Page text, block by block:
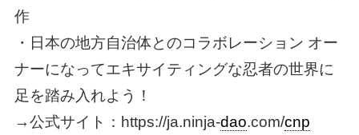
作
・日本の地方自治体とのコラボレーション オー
ナーになってエキサイティングな忍者の世界に
足を踏み入れよう！
→公式サイト：https://ja.ninja-dao.com/cnp